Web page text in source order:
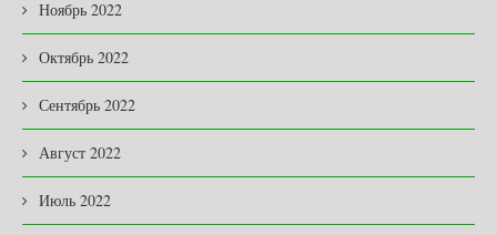
Ноябрь 2022
Октябрь 2022
Сентябрь 2022
Август 2022
Июль 2022